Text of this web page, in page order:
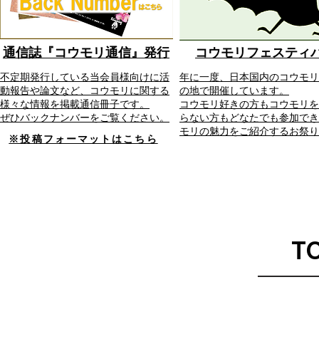
通信誌『コウモリ通信』発行
不定期発行している当会員様向けに活
動報告や論文など、コウモリに関する
様々な情報を掲載通信冊子です。
ぜひバックナンバーをご覧ください。
※投稿フォーマットはこちら
コウモリフェスティ
年に一度、日本国内のコウモ
の地で開催しています。
コウモリ好きの方もコウモリ
らない方もどなたでも参加で
モリの魅力をご紹介するお祭